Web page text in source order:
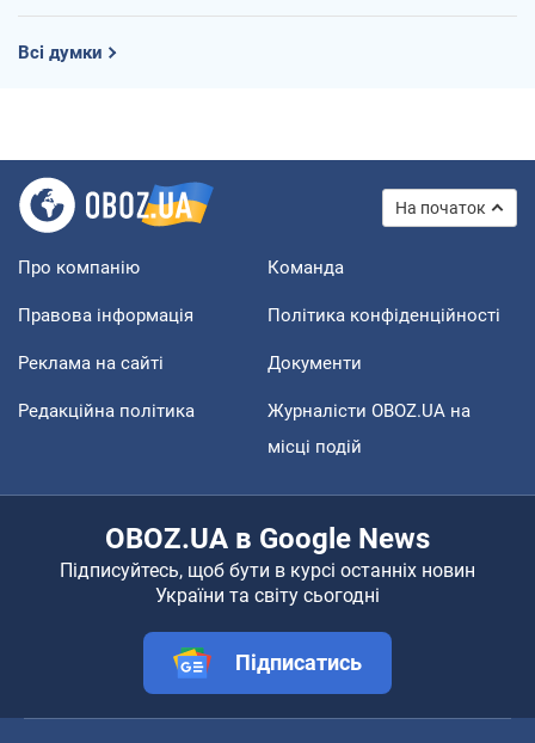
Всі думки
На початок
Про компанію Команда
Правова інформація Політика конфіденційності
Реклама на сайті Документи
Редакційна політика
Журналісти OBOZ.UA на
місці подій
OBOZ.UA в Google News
Підписуйтесь, щоб бути в курсі останніх новин
України та світу сьогодні
Підписатись